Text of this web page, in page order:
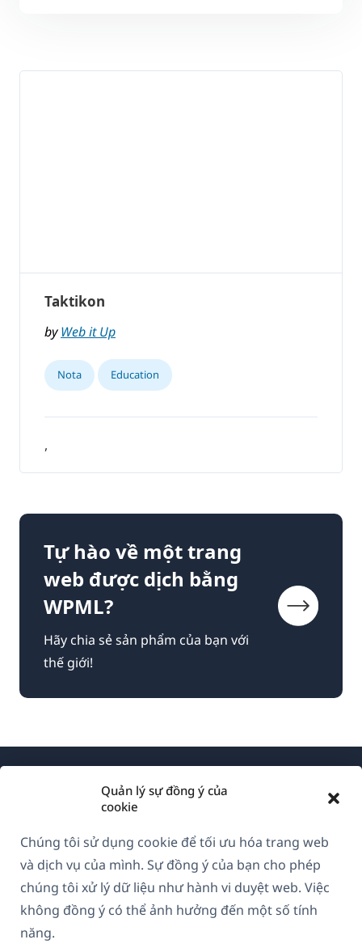
Quản lý sự đồng ý của
cookie
Chúng tôi sử dụng cookie để tối ưu hóa trang web
và dịch vụ của mình. Sự đồng ý của bạn cho phép
chúng tôi xử lý dữ liệu như hành vi duyệt web. Việc
không đồng ý có thể ảnh hưởng đến một số tính
năng.
Taktikon
byWeb it Up
Nota Education
,
Tự hào về một trang
web được dịch bằng
WPML?
Hãy chia sẻ sản phẩm của bạn với
thế giới!
GDPR & Chính sách Bảo mật
Tham gia đội ngũ của chúng tôi(mở